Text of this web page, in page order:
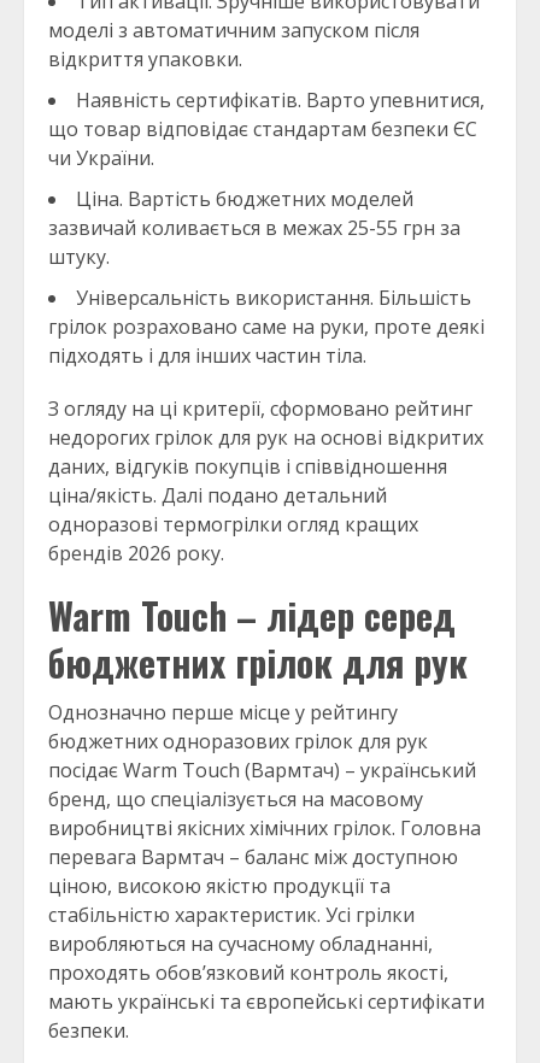
моделі з автоматичним запуском після
відкриття упаковки.
Наявність сертифікатів. Варто упевнитися,
що товар відповідає стандартам безпеки ЄС
чи України.
Ціна. Вартість бюджетних моделей
зазвичай коливається в межах 25-55 грн за
штуку.
Універсальність використання. Більшість
грілок розраховано саме на руки, проте деякі
підходять і для інших частин тіла.
З огляду на ці критерії, сформовано рейтинг
недорогих грілок для рук на основі відкритих
даних, відгуків покупців і співвідношення
ціна/якість. Далі подано детальний
одноразові термогрілки огляд кращих
брендів 2026 року.
Warm Touch – лідер серед
бюджетних грілок для рук
Однозначно перше місце у рейтингу
бюджетних одноразових грілок для рук
посідає Warm Touch (Вармтач) – український
бренд, що спеціалізується на масовому
виробництві якісних хімічних грілок. Головна
перевага Вармтач – баланс між доступною
ціною, високою якістю продукції та
стабільністю характеристик. Усі грілки
виробляються на сучасному обладнанні,
проходять обов’язковий контроль якості,
мають українські та європейські сертифікати
безпеки.